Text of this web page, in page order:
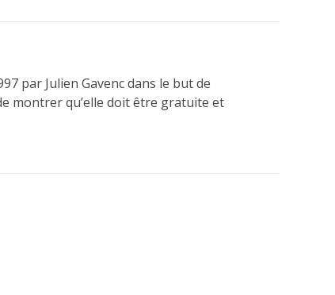
par Julien Gavenc dans le but de
montrer qu’elle doit être gratuite et